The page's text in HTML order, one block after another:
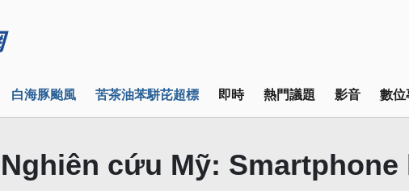
白海豚颱風 苦茶油苯駢芘超標 即時 熱門議題 影音 數位
Nghiên cứu Mỹ: Smartphone